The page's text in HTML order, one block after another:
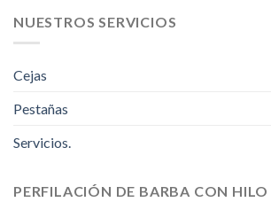
NUESTROS SERVICIOS
Cejas
Pestañas
Servicios.
PERFILACIÓN DE BARBA CON